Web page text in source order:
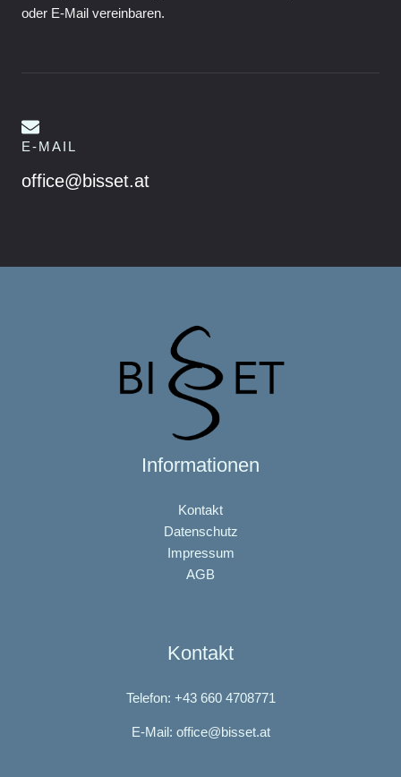
oder E-Mail vereinbaren.
E-MAIL
office@bisset.at
Informationen
Kontakt
Datenschutz
Impressum
AGB
Kontakt
Telefon: +43 660 4708771
E-Mail: office@bisset.at